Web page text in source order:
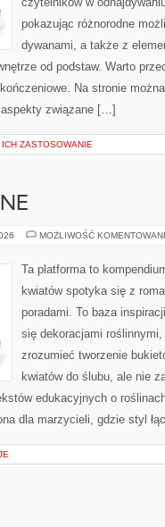
pokazując różnorodne
dywanami, a także z
od podstaw. Warto
Na stronie
aspekty związane […]
ZASTOSOWANIE
MOŻLIWOŚĆ
Ta platforma to
kwiatów spotyka się z
poradami. To baza
się dekoracjami
zrozumieć tworzenie
kwiatów do ślubu, ale nie
edukacyjnych o
dla marzycieli, gdzie styl